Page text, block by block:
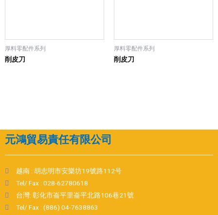
厚料零配件系列
削皮刀
厚料零配件系列
削皮刀
元鴻貿易責任有限公司
越南 : 胡志明市安樂坊19號路112号
Tel/ Fax : 028-62780618
台灣: 彰化市崙平里崙平北路106巷21號
Tel/ Fax : (886) 04-7638863